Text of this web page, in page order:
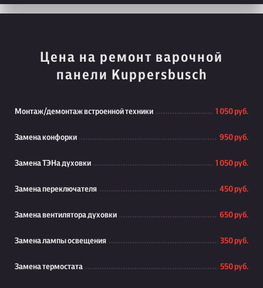
Цена на ремонт варочной
панели Kuppersbusch
Монтаж/демонтаж встроенной техники 1 050 руб.
Замена конфорки 950 руб.
Замена ТЭНа духовки 1 050 руб.
Замена переключателя 450 руб.
Замена вентилятора духовки 650 руб.
Замена лампы освещения 350 руб.
Замена термостата 550 руб.